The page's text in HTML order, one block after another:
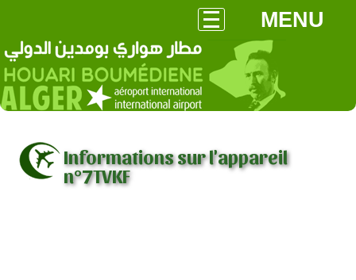
MENU
Informations sur l'appareil
n°7TVKF